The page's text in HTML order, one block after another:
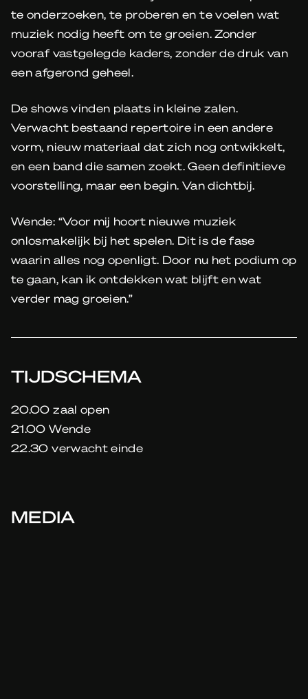
te onderzoeken, te proberen en te voelen wat
muziek nodig heeft om te groeien. Zonder
vooraf vastgelegde kaders, zonder de druk van
een afgerond geheel.
De shows vinden plaats in kleine zalen.
Verwacht bestaand repertoire in een andere
vorm, nieuw materiaal dat zich nog ontwikkelt,
en een band die samen zoekt. Geen definitieve
voorstelling, maar een begin. Van dichtbij.
Wende: “Voor mij hoort nieuwe muziek
onlosmakelijk bij het spelen. Dit is de fase
waarin alles nog openligt. Door nu het podium op
te gaan, kan ik ontdekken wat blijft en wat
verder mag groeien.”
TIJDSCHEMA
20.00 zaal open
21.00 Wende
22.30 verwacht einde
MEDIA